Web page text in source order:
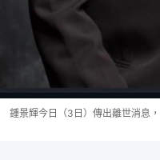
鍾景輝今日（3日）傳出離世消息